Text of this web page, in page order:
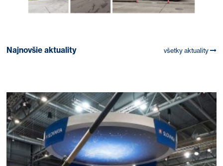
Najnovšie aktuality všetky aktuality